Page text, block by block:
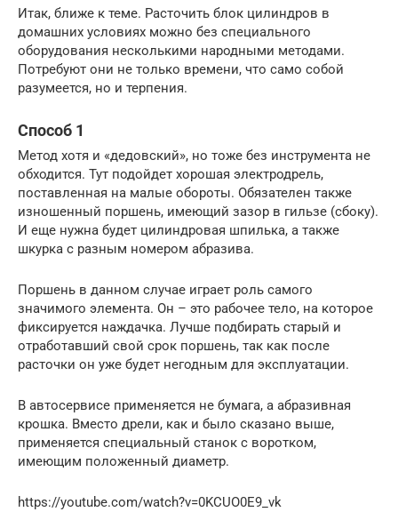
Итак, ближе к теме. Расточить блок цилиндров в
домашних условиях можно без специального
оборудования несколькими народными методами.
Потребуют они не только времени, что само собой
разумеется, но и терпения.
Способ 1
Метод хотя и «дедовский», но тоже без инструмента не
обходится. Тут подойдет хорошая электродрель,
поставленная на малые обороты. Обязателен также
изношенный поршень, имеющий зазор в гильзе (сбоку).
И еще нужна будет цилиндровая шпилька, а также
шкурка с разным номером абразива.
Поршень в данном случае играет роль самого
значимого элемента. Он – это рабочее тело, на которое
фиксируется наждачка. Лучше подбирать старый и
отработавший свой срок поршень, так как после
расточки он уже будет негодным для эксплуатации.
В автосервисе применяется не бумага, а абразивная
крошка. Вместо дрели, как и было сказано выше,
применяется специальный станок с воротком,
имеющим положенный диаметр.
https://youtube.com/watch?v=0KCUO0E9_vk